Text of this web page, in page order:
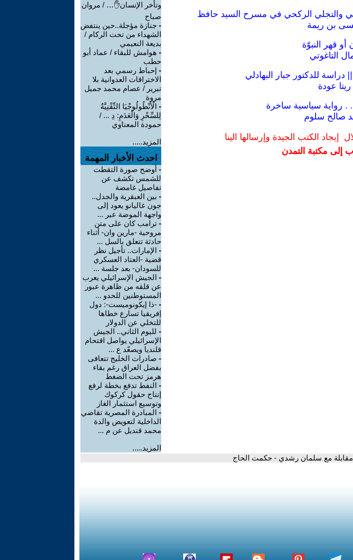
والتجلي الركحي في مسرح السيد حافظ
بن ريمة
أو قهر النبوّة
التاغوتي
دراسة للدكتور جبار البهادلي
ريتا عودة
. رواية سياسية ساخرة
صالح سلوم
إيجاد الكتب الجيدة وإرسالها الينا
إلى مكتبة التمدن
وتأخر الإنسان✋… / مروان
صباح
- جنازة مؤجلة..حين ينتفض
الشهداء من تحت الركام /
بديعة النعيمي
- هوامش للبقاء / عماد أبو
حطب
- إحباط رسمي بعد
الاختراقات العدوانية بلا
تبرير / عصام محمد جميل
مروة
- الْأَنْطُولُوجْيَا التِّقْنِيَّةُ
لِلسِّحْرِ وَالْعَدَمِ: دِ ... /
حمودة المعناوي
المزيد.....
احدث الأخبار المهمة
- أوضح صورة التقطت
للشمس تكشف عن
تفاصيل غامضة
- بين العبقرية والجدل..
جون غاليانو يعود إلى
واجهة الموضة عبر ...
- ترامب كان على متن
مروحية -مارين وان- أثناء
حادثة تتعلق بالسل ...
- الإمارات.. تأجيل نظر
قضية -العتاد العسكري
للسودان- بعد جلسة ...
- الجيش الإسرائيلي يعرب
عن قلقه من ظاهرة عبور
المستوطنين للحدو ...
- -ذا إيكونوميست-: دول
إفريقيا تسارع خطاها
للتخلي عن الدولار
- لليوم الثاني.. الجيش
الإسرائيلي يواصل اقتحام
قلنديا ويصعّد ع ...
- صادرات الخليج تتعافى
بفضل العراق رغم بقاء
هرمز تحت الضغط
- النفط تدفع بخطة لرفع
إنتاج حقول كركوك
وتوسيع استثمار الغاز
- المبادرة المصرية تقاضي
الداخلية لتعويض والدة
محمد قنديل عن م ...
المزيد.....
مقابلة مع سلمان رشدي - حكمت الحاج